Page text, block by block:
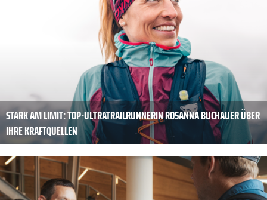
STARK AM LIMIT: TOP-ULTRATRAILRUNNERIN ROSANNA BUCHAUER ÜBER
IHRE KRAFTQUELLEN